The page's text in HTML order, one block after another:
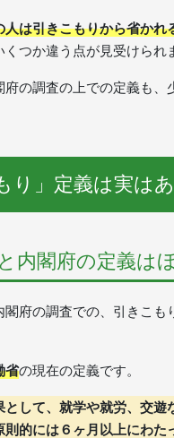
人は引きこもりから省かれ
つか違う点が見受けられ
府の調査の上での定義も、
り」定義は実は
内閣府の定義は
閣府の調査での、引きこも
省の現在の定義です。
として、就学や就労、交遊
則的には６ヶ月以上にわた